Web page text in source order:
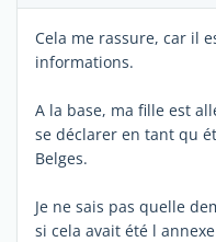
Cela me rassure, car il
informations.
A la base, ma fille est
se déclarer en tant qu
Belges.
Je ne sais pas quelle
si cela avait été l